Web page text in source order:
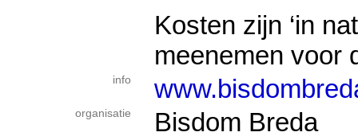
Kosten zijn ‘in
meenemen voor
info
organisatie Bisdom Breda